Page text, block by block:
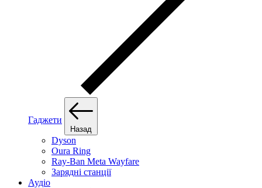
Гаджети
Назад
Dyson
Oura Ring
Ray-Ban Meta Wayfare
Зарядні станції
Аудіо